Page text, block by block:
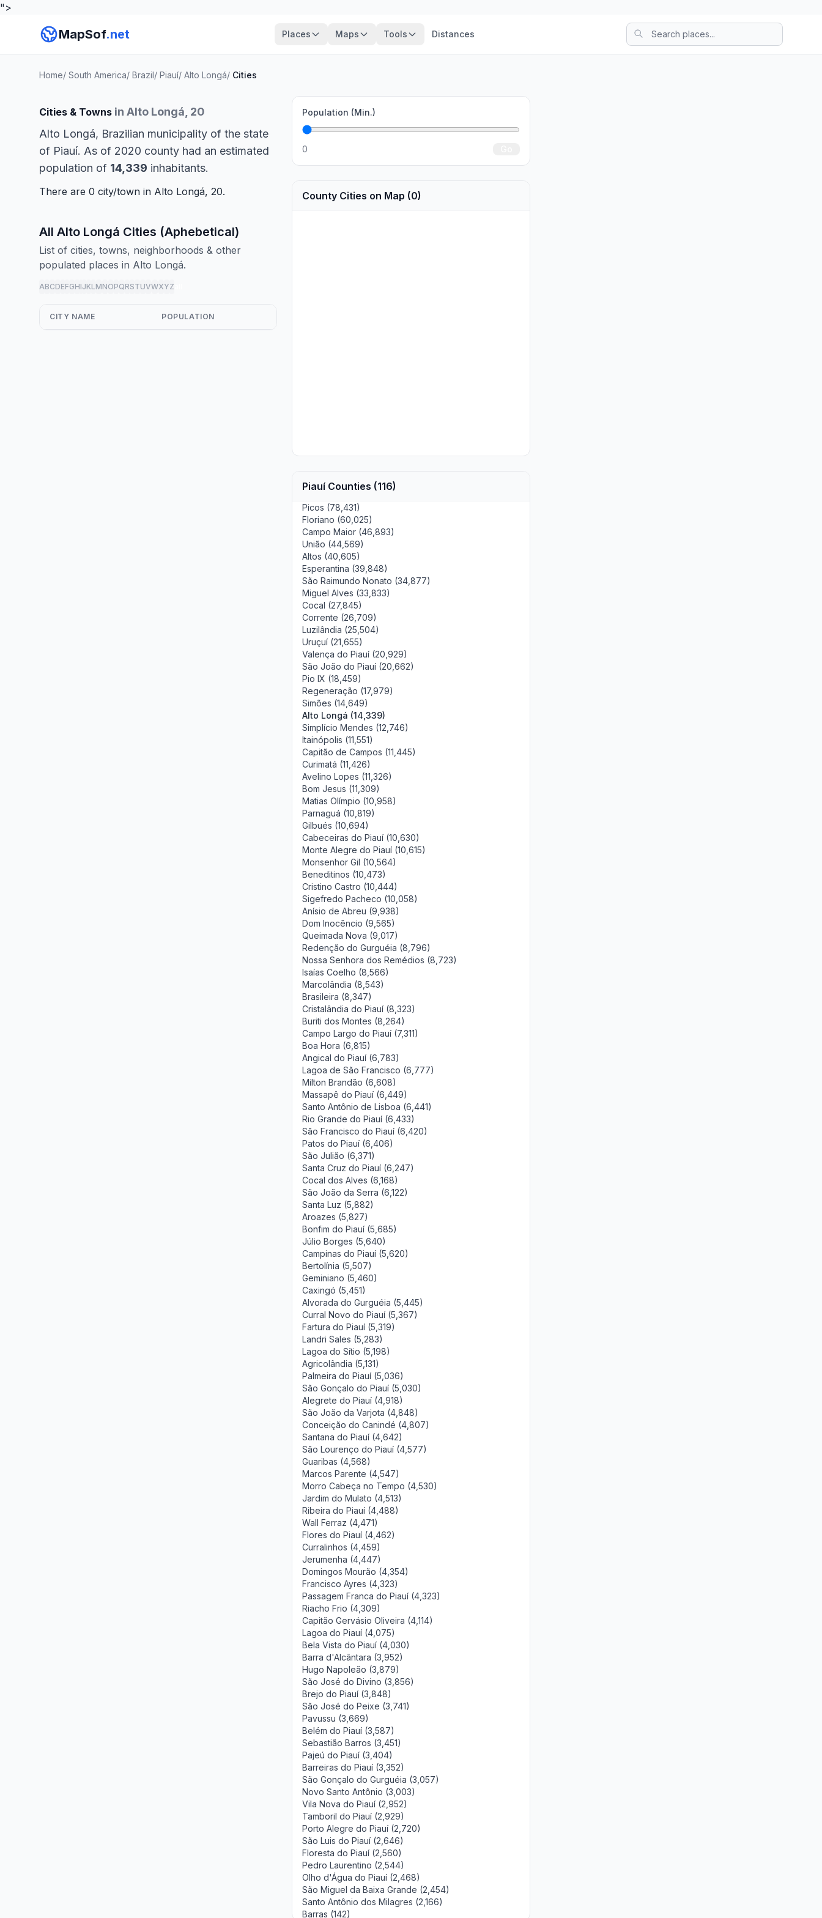
">
MapSof.net Places Maps Tools Distances
Home/ South America/ Brazil/ Piauí/ Alto Longá/ Cities
Cities & Towns in Alto Longá, 20
Alto Longá, Brazilian municipality of the state
of Piauí. As of 2020 county had an estimated
population of 14,339 inhabitants.
There are 0 city/town in Alto Longá, 20.
All Alto Longá Cities (Aphebetical)
List of cities, towns, neighborhoods & other
populated places in Alto Longá.
ABCDEFGHIJKLMNOPQRSTUVWXYZ
CITY NAME POPULATION
Population (Min.)
0
County Cities on Map (0)
Piauí Counties (116)
Picos (78,431)
Floriano (60,025)
Campo Maior (46,893)
União (44,569)
Altos (40,605)
Esperantina (39,848)
São Raimundo Nonato (34,877)
Miguel Alves (33,833)
Cocal (27,845)
Corrente (26,709)
Luzilândia (25,504)
Uruçuí (21,655)
Valença do Piauí (20,929)
São João do Piauí (20,662)
Pio IX (18,459)
Regeneração (17,979)
Simões (14,649)
Alto Longá (14,339)
Simplício Mendes (12,746)
Itainópolis (11,551)
Capitão de Campos (11,445)
Curimatá (11,426)
Avelino Lopes (11,326)
Bom Jesus (11,309)
Matias Olímpio (10,958)
Parnaguá (10,819)
Gilbués (10,694)
Cabeceiras do Piauí (10,630)
Monte Alegre do Piauí (10,615)
Monsenhor Gil (10,564)
Beneditinos (10,473)
Cristino Castro (10,444)
Sigefredo Pacheco (10,058)
Anísio de Abreu (9,938)
Dom Inocêncio (9,565)
Queimada Nova (9,017)
Redenção do Gurguéia (8,796)
Nossa Senhora dos Remédios (8,723)
Isaías Coelho (8,566)
Marcolândia (8,543)
Brasileira (8,347)
Cristalândia do Piauí (8,323)
Buriti dos Montes (8,264)
Campo Largo do Piauí (7,311)
Boa Hora (6,815)
Angical do Piauí (6,783)
Lagoa de São Francisco (6,777)
Milton Brandão (6,608)
Massapê do Piauí (6,449)
Santo Antônio de Lisboa (6,441)
Rio Grande do Piauí (6,433)
São Francisco do Piauí (6,420)
Patos do Piauí (6,406)
São Julião (6,371)
Santa Cruz do Piauí (6,247)
Cocal dos Alves (6,168)
São João da Serra (6,122)
Santa Luz (5,882)
Aroazes (5,827)
Bonfim do Piauí (5,685)
Júlio Borges (5,640)
Campinas do Piauí (5,620)
Bertolínia (5,507)
Geminiano (5,460)
Caxingó (5,451)
Alvorada do Gurguéia (5,445)
Curral Novo do Piauí (5,367)
Fartura do Piauí (5,319)
Landri Sales (5,283)
Lagoa do Sítio (5,198)
Agricolândia (5,131)
Palmeira do Piauí (5,036)
São Gonçalo do Piauí (5,030)
Alegrete do Piauí (4,918)
São João da Varjota (4,848)
Conceição do Canindé (4,807)
Santana do Piauí (4,642)
São Lourenço do Piauí (4,577)
Guaribas (4,568)
Marcos Parente (4,547)
Morro Cabeça no Tempo (4,530)
Jardim do Mulato (4,513)
Ribeira do Piauí (4,488)
Wall Ferraz (4,471)
Flores do Piauí (4,462)
Curralinhos (4,459)
Jerumenha (4,447)
Domingos Mourão (4,354)
Francisco Ayres (4,323)
Passagem Franca do Piauí (4,323)
Riacho Frio (4,309)
Capitão Gervásio Oliveira (4,114)
Lagoa do Piauí (4,075)
Bela Vista do Piauí (4,030)
Barra d'Alcântara (3,952)
Hugo Napoleão (3,879)
São José do Divino (3,856)
Brejo do Piauí (3,848)
São José do Peixe (3,741)
Pavussu (3,669)
Belém do Piauí (3,587)
Sebastião Barros (3,451)
Pajeú do Piauí (3,404)
Barreiras do Piauí (3,352)
São Gonçalo do Gurguéia (3,057)
Novo Santo Antônio (3,003)
Vila Nova do Piauí (2,952)
Tamboril do Piauí (2,929)
Porto Alegre do Piauí (2,720)
São Luis do Piauí (2,646)
Floresta do Piauí (2,560)
Pedro Laurentino (2,544)
Olho d'Água do Piauí (2,468)
São Miguel da Baixa Grande (2,454)
Santo Antônio dos Milagres (2,166)
Barras (142)